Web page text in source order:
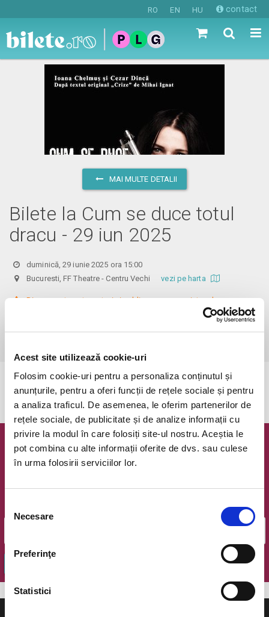
Acest site utilizează cookie-uri
Folosim cookie-uri pentru a personaliza conținutul și
anunțurile, pentru a oferi funcții de rețele sociale și pentru
a analiza traficul. De asemenea, le oferim partenerilor de
rețele sociale, de publicitate și de analize informații cu
privire la modul în care folosiți site-ul nostru. Aceștia le
pot combina cu alte informații oferite de dvs. sau culese
în urma folosirii serviciilor lor.
consimțământului
Necesare
Preferinţe
Statistici
RO EN HU contact
MAI MULTE DETALII
Bilete la Cum se duce totul
dracu - 29 iun 2025
duminică, 29 iunie 2025 ora 15:00
Bucuresti, FF Theatre - Centru Vechivezi pe harta
Din respect pentru actori si public avem rugamintea de a va
prezenta cu cel putin 30 de minute inainte de inceperea spectacolului.
Evenimentul a expirat.
Newsletter @ Bilete.ro
evenimente.